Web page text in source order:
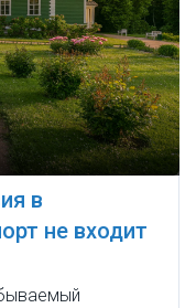
в
не входит